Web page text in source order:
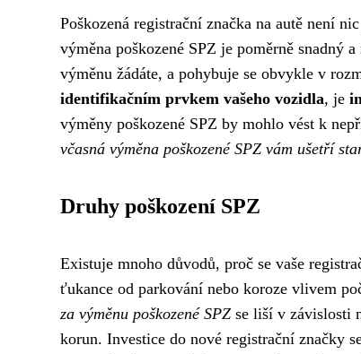
Poškozená registrační značka na autě není
výměna poškozené SPZ je poměrně snadný
výměnu žádáte, a pohybuje se obvykle v
identifikačním prvkem vašeho vozidla, je
výměny poškozené SPZ by mohlo vést k
včasná výměna poškozené SPZ vám ušetří
Druhy poškození SPZ
Existuje mnoho důvodů, proč se vaše
ťukance od parkování nebo koroze vlivem
za výměnu poškozené SPZ se liší v závislosti
korun. Investice do nové registrační značky